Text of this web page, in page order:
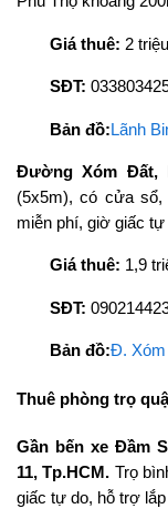
Giá thuê: 2
SĐT:
Bản đồ:Lãnh
Đường Xóm Đất,
(5x5m), có cửa
miễn phí, giờ giấc tự
Giá thuê: 1,9
SĐT:
Bản đồ:Đ.
Thuê phòng trọ
Gần bến xe Đầm
11, Tp.HCM. Trọ
giấc tự do, hỗ trợ